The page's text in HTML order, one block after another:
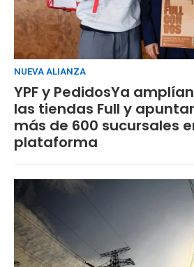
NUEVA ALIANZA
YPF y PedidosYa
las tiendas Full y
más de 600 sucursales
plataforma